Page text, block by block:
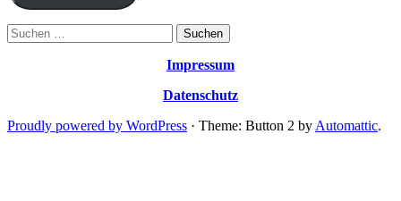
Suchen
nach:
Impressum
Datenschutz
Proudly powered by WordPress · Theme: Button 2 by Automattic.